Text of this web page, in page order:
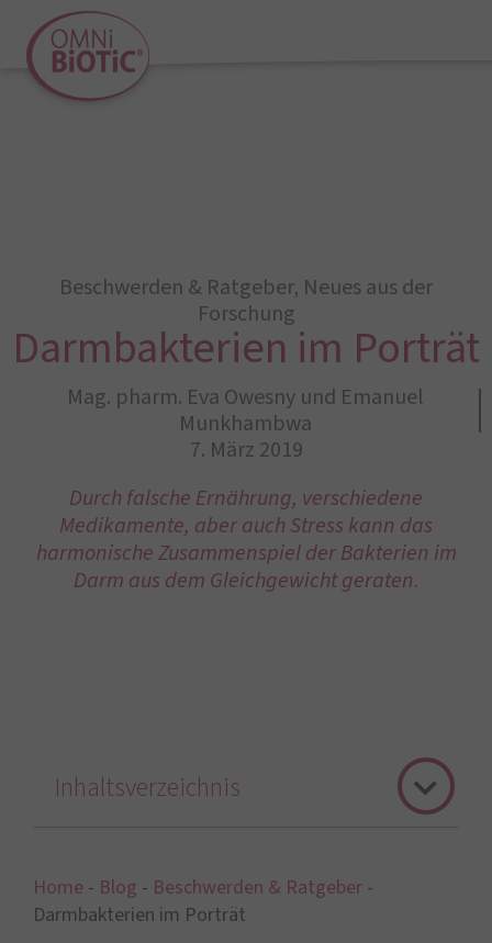
Beschwerden & Ratgeber, Neues aus der
Forschung
Darmbakterien im Porträt
Mag. pharm. Eva Owesny und Emanuel
Munkhambwa
7. März 2019
Durch falsche Ernährung, verschiedene
Medikamente, aber auch Stress kann das
harmonische Zusammenspiel der Bakterien im
Darm aus dem Gleichgewicht geraten.
Home - Blog - Beschwerden & Ratgeber -
Darmbakterien im Porträt
Inhaltsverzeichnis